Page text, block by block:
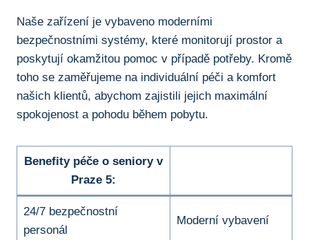
Naše zařízení je vybaveno moderními
bezpečnostními systémy, které monitorují prostor a
poskytují okamžitou pomoc v případě potřeby. Kromě
toho se zaměřujeme na individuální péči a komfort
našich klientů, abychom zajistili jejich maximální
spokojenost a pohodu během pobytu.
Benefity péče o seniory v
Praze 5:
24/7 bezpečnostní
personál
Moderní vybavení